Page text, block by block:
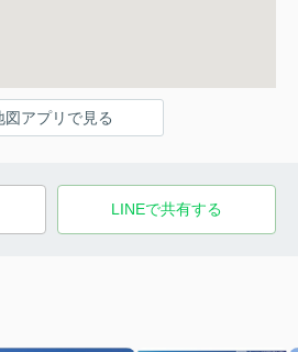
図アプリで見る
LINEで共有する